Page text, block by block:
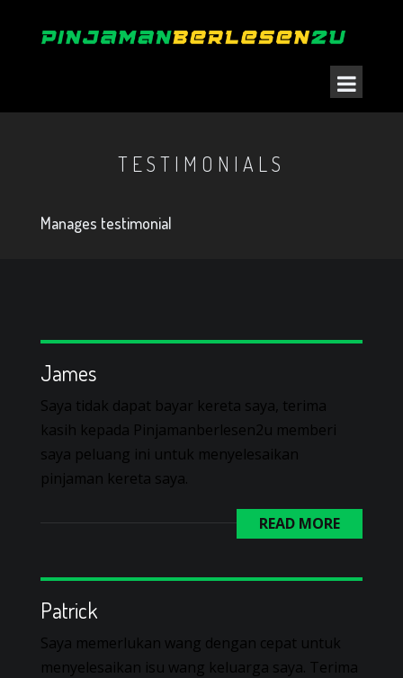
TESTIMONIALS
Manages testimonial
James
Saya tidak dapat bayar kereta saya, terima
kasih kepada Pinjamanberlesen2u memberi
saya peluang ini untuk menyelesaikan
pinjaman kereta saya.
READ MORE
Patrick
Saya memerlukan wang dengan cepat untuk
menyelesaikan isu wang keluarga saya. Terima